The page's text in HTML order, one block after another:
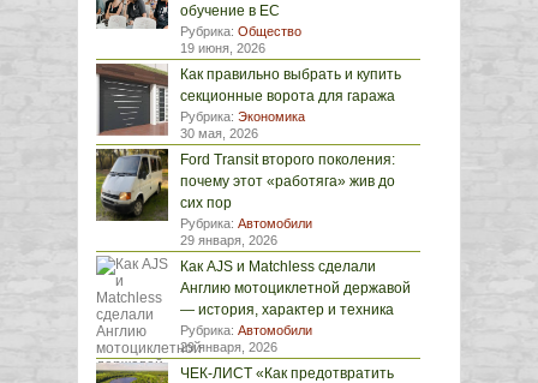
обучение в ЕС
Рубрика: Общество
19 июня, 2026
Как правильно выбрать и купить
секционные ворота для гаража
Рубрика: Экономика
30 мая, 2026
Ford Transit второго поколения:
почему этот «работяга» жив до
сих пор
Рубрика: Автомобили
29 января, 2026
Как AJS и Matchless сделали
Англию мотоциклетной державой
— история, характер и техника
Рубрика: Автомобили
29 января, 2026
ЧЕК-ЛИСТ «Как предотвратить